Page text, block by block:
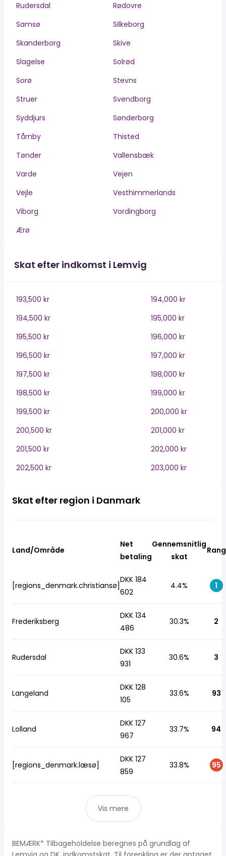
Rudersdal
Rødovre
Samsø
Silkeborg
Skanderborg
Skive
Slagelse
Solrød
Sorø
Stevns
Struer
Svendborg
Syddjurs
Sønderborg
Tårnby
Thisted
Tønder
Vallensbæk
Varde
Vejen
Vejle
Vesthimmerlands
Viborg
Vordingborg
Ærø
Skat efter indkomst i Lemvig
193,500 kr
194,000 kr
194,500 kr
195,000 kr
195,500 kr
196,000 kr
196,500 kr
197,000 kr
197,500 kr
198,000 kr
198,500 kr
199,000 kr
199,500 kr
200,000 kr
200,500 kr
201,000 kr
201,500 kr
202,000 kr
202,500 kr
203,000 kr
Skat efter region i Danmark
Land/Område
Net
betaling
Gennemsnitlig
skat
Rang
[regions_denmark.christiansø]
DKK 184
602
4.4% 1
Frederiksberg
DKK 134
486
30.3% 2
Rudersdal
DKK 133
931
30.6% 3
Langeland
DKK 128
105
33.6% 93
Lolland
DKK 127
967
33.7% 94
[regions_denmark.læsø]
DKK 127
859
33.8% 95
Vis mere
BEMÆRK* Tilbageholdelse beregnes på grundlag af